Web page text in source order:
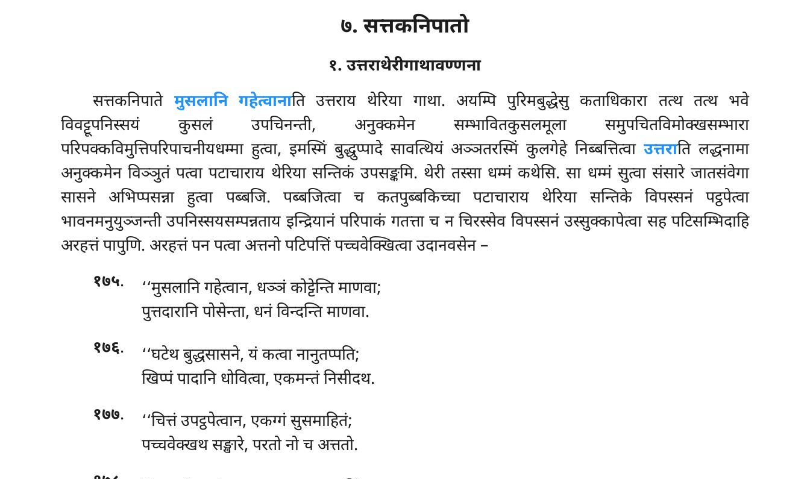
७. सत्तकनिपातो
१. उत्तराथेरीगाथावण्णना
सत्तकनिपाते मुसलानि गहेत्वानाति उत्तराय थेरिया गाथा. अयम्पि पुरिमबुद्धेसु कताधिकारा तत्थ तत्थ भवे
विवट्टूपनिस्सयं कुसलं उपचिनन्ती, अनुक्कमेन सम्भावितकुसलमूला समुपचितविमोक्खसम्भारा
परिपक्कविमुत्तिपरिपाचनीयधम्मा हुत्वा, इमस्मिं बुद्धुप्पादे सावत्थियं अञ्ञतरस्मिं कुलगेहे निब्बत्तित्वाउत्तराति लद्धनामा
अनुक्कमेन विञ्ञुतं पत्वा पटाचाराय थेरिया सन्तिकं उपसङ्कमि. थेरी तस्सा धम्मं कथेसि. सा धम्मं सुत्वा संसारे जातसंवेगा
सासने अभिप्पसन्ना हुत्वा पब्बजि. पब्बजित्वा च कतपुब्बकिच्चा पटाचाराय थेरिया सन्तिके विपस्सनं पट्ठपेत्वा
भावनमनुयुञ्जन्ती उपनिस्सयसम्पन्नताय इन्द्रियानं परिपाकं गतत्ता च न चिरस्सेव विपस्सनं उस्सुक्कापेत्वा सह पटिसम्भिदाहि
अरहत्तं पापुणि. अरहत्तं पन पत्वा अत्तनो पटिपत्तिं पच्चवेक्खित्वा उदानवसेन –
१७५.
‘‘मुसलानि गहेत्वान, धञ्ञं कोट्टेन्ति माणवा;
पुत्तदारानि पोसेन्ता, धनं विन्दन्ति माणवा.
१७६.
‘‘घटेथ बुद्धसासने, यं कत्वा नानुतप्पति;
खिप्पं पादानि धोवित्वा, एकमन्तं निसीदथ.
१७७.
‘‘चित्तं उपट्ठपेत्वान, एकग्गं सुसमाहितं;
पच्चवेक्खथ सङ्खारे, परतो नो च अत्ततो.